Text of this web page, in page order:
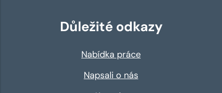
Důležité odkazy
Nabídka práce
Napsali o nás